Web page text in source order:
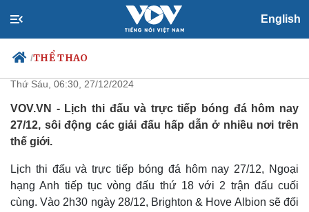
English
/THỂ THAO
Chính trị
Đảng
Tổ chức nhân sự
Quốc hội
Nhận diện sự thật
Xã hội
Dự báo thời tiết
Dấu ấn VOV
Việc làm
Lịch thi đấu và trực tiếp bóng đá
hôm nay 27/12
Thứ Sáu, 06:30, 27/12/2024
VOV.VN - Lịch thi đấu và trực tiếp bóng đá hôm nay
27/12, sôi động các giải đấu hấp dẫn ở nhiều nơi trên
thế giới.
Lịch thi đấu và trực tiếp bóng đá hôm nay 27/12, Ngoại
hạng Anh tiếp tục vòng đấu thứ 18 với 2 trận đấu cuối
cùng. Vào 2h30 ngày 28/12, Brighton & Hove Albion sẽ đối